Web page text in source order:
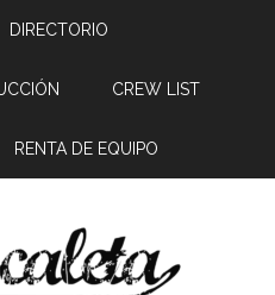
DIRECTORIO
CREW LIST
RENTA DE EQUIPO